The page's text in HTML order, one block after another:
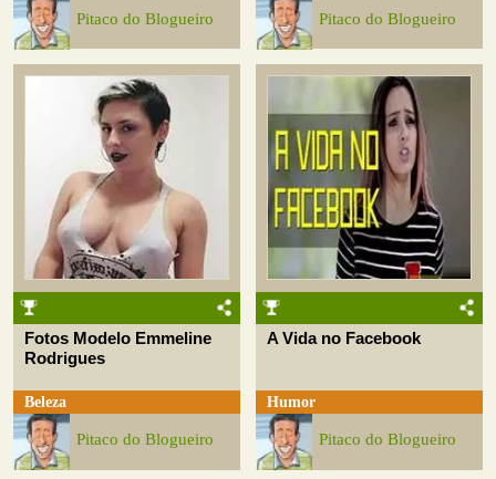
Pitaco do Blogueiro Pitaco do Blogueiro
Fotos Modelo Emmeline
Rodrigues
Beleza
Pitaco do Blogueiro
A Vida no Facebook
Humor
Pitaco do Blogueiro